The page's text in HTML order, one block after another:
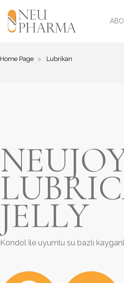
Home Page Lubrikan
JELLY
Kondol ile uyumlu su bazlı